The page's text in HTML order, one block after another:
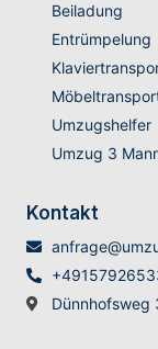
Beiladung
Entrümpelung
Umzugshelfer
Umzug 3
Kontakt
Dünnhofsweg